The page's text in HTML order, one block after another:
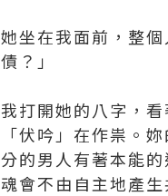
她坐在我面前，整
債？」
我打開她的八字，
「伏吟」在作祟。
分的男人有著本能
魂會不由自主地產